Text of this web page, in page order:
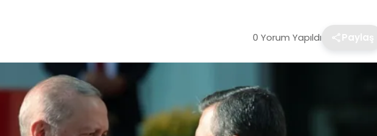
0 Yorum Yapıldı Paylaş